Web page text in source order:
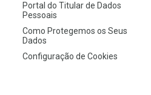
Portal do Titular de Dados
Pessoais
Como Protegemos os Seus
Dados
Configuração de Cookies